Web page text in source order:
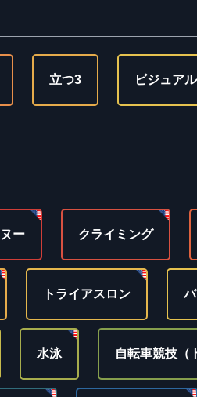
立つ3 ビジュア
ー クライミング
トライアスロン
水泳 自転車競技（